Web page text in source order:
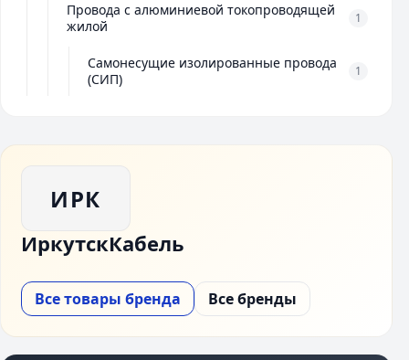
Провода с алюминиевой токопроводящей
жилой
1
Самонесущие изолированные провода
(СИП)
1
ИРК
ИркутскКабель
Все товары бренда Все бренды